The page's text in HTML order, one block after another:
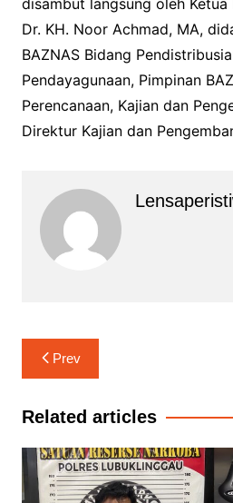
Dr. KH. Noor Achmad, MA,
BAZNAS Bidang
Pendayagunaan, Pimpinan
Perencanaan, Kajian dan
Direktur Kajian dan
Navigasi
pos
Prev
Related articles